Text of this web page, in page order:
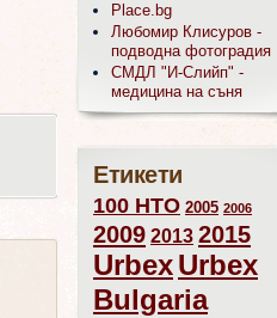
Place.bg
Любомир Клисуров -
подводна фотоградия
СМДЛ "И-Слийп" -
медицина на съня
Етикети
100 НТО 2005 2006
2009 2013 2015
UrbexUrbex
Bulgaria